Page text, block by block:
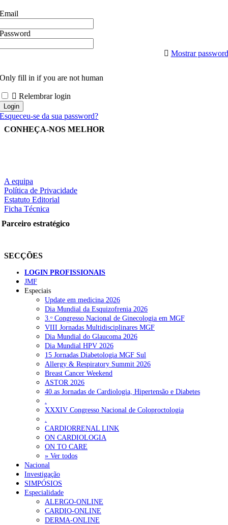
Email
Password
Mostrar password
Only fill in if you are not human
Relembrar login
Esqueceu-se da sua password?
CONHEÇA-NOS MELHOR
A equipa
Política de Privacidade
Estatuto Editorial
Ficha Técnica
Parceiro estratégico
SECÇÕES
LOGIN PROFISSIONAIS
JMF
Especiais
Update em medicina 2026
Dia Mundial da Esquizofrenia 2026
3.ᵒ Congresso Nacional de Ginecologia em MGF
VIII Jornadas Multidisciplinares MGF
Dia Mundial do Glaucoma 2026
Dia Mundial HPV 2026
15 Jornadas Diabetologia MGF Sul
Allergy & Respiratory Summit 2026
Breast Cancer Weekend
ASTOR 2026
40.as Jornadas de Cardiologia, Hipertensão e Diabetes
.
XXXIV Congresso Nacional de Coloproctologia
.
CARDIORRENAL LINK
ON CARDIOLOGIA
ON TO CARE
» Ver todos
Nacional
Investigação
SIMPÓSIOS
Especialidade
ALERGO-ONLINE
CARDIO-ONLINE
DERMA-ONLINE